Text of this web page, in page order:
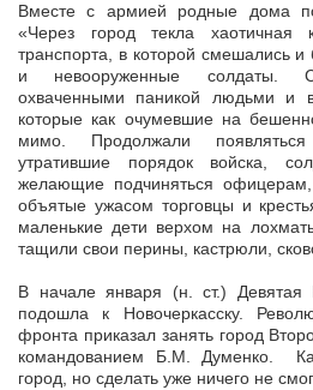
Вместе с армией родные дома
«Через город текла хаотичная
транспорта, в которой смешались
и невооруженные солдаты.
охваченными паникой людьми и
которые как очумевшие на
мимо. Продолжали
утратившие порядок войска,
желающие подчиняться
объятые ужасом торговцы и
маленькие дети верхом на
тащили свои перины, кастрюли,
В начале января (н. ст.)
подошла к Новочеркасску.
фронта приказал занять город
командованием Б.М. Думенко.
город, но сделать уже ничего не